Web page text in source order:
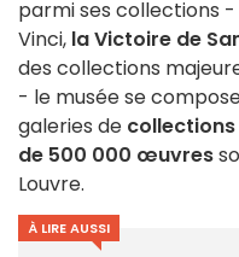
parmi ses collections -
Vinci, la Victoire de
des collections
- le musée se
galeries de
de 500 000 œuvres
Louvre.
À LIRE AUSSI